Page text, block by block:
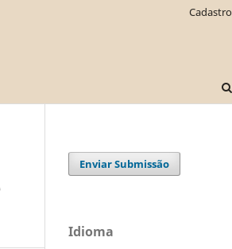
Cadastro
Enviar Submissão
Idioma